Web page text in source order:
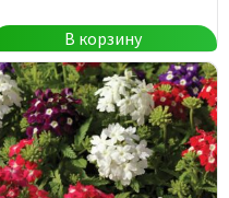
В корзину